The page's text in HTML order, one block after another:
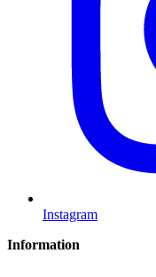
Instagram
Information